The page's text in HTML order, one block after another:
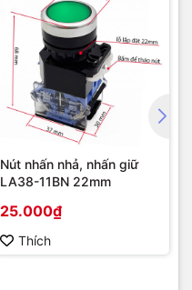
Nút nhấn nhả, nhấn giữ
LA38-11BN 22mm
25.000₫
Thích